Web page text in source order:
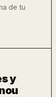
de tu
y